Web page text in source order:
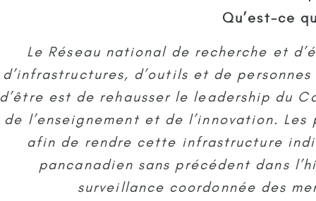
Qu’est-ce
Le Réseau national de recherche et
d’infrastructures, d’outils et de
d’être est de rehausser le leadership du
de l’enseignement et de l’innovation.
afin de rendre cette infrastructure
pancanadien sans précédent dans
surveillance coordonnée des